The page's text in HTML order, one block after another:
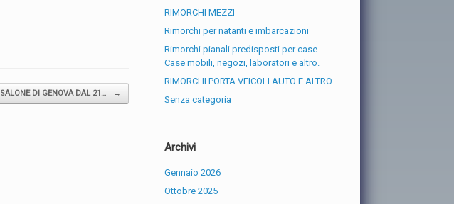
SALONE DI GENOVA DAL 21… →
RIMORCHI MEZZI
Rimorchi per natanti e imbarcazioni
Rimorchi pianali predisposti per case
Case mobili, negozi, laboratori e altro.
RIMORCHI PORTA VEICOLI AUTO E ALTRO
Senza categoria
Archivi
Gennaio 2026
Ottobre 2025